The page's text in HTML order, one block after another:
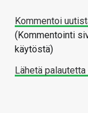
Kommentoi
(Kommentointi
käytöstä)
Lähetä